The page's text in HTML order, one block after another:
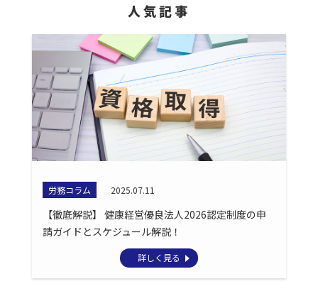
人気記事
労務コラム 2025.07.11
【徹底解説】 健康経営優良法人2026認定制度の申
請ガイドとスケジュール解説！
詳しく見る